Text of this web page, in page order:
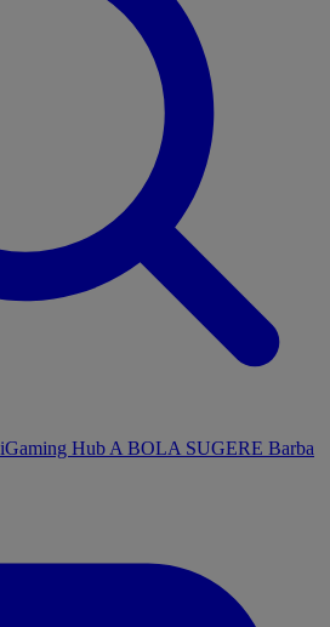
iGaming Hub A BOLA SUGERE Barba